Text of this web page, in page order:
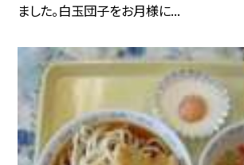
ました。白玉団子をお月様に...